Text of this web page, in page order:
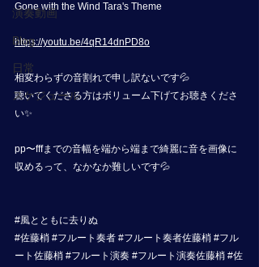
演奏動画
Blog
日常
スケジュール
Gone with the Wind Tara's Theme
https://youtu.be/4qR14dnPD8o
相変わらずの音割れで申し訳ないです💦
聴いてくださる方はボリューム下げてお聴きくださ
い✨
pp〜fffまでの音幅を端から端まで綺麗に音を画像に
収めるって、なかなか難しいです💦
#風とともに去りぬ
#佐藤梢 #フルート奏者 #フルート奏者佐藤梢 #フル
ート佐藤梢 #フルート演奏 #フルート演奏佐藤梢 #佐